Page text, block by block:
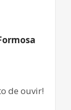
de ouvir!